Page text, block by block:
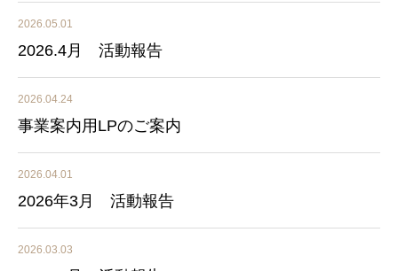
2026.05.01
2026.4月 活動報告
2026.04.24
事業案内用LPのご案内
2026.04.01
2026年3月 活動報告
2026.03.03